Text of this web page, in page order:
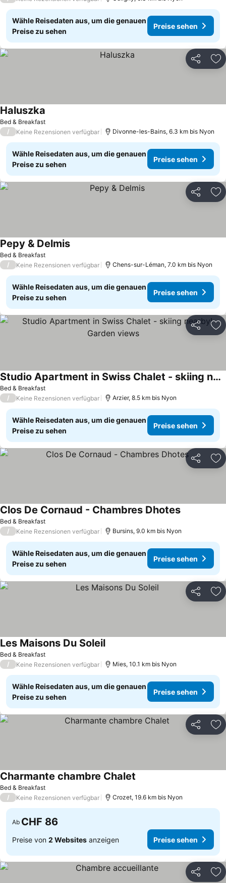
Wähle Reisedaten aus, um die genauen
Preise zu sehen
Preise sehen
Teilen
Bed & Breakfast
Haluszka
/ Keine Rezensionen verfügbar Divonne-les-Bains, 6.3 km bis Nyon
Wähle Reisedaten aus, um die genauen
Preise zu sehen
Preise sehen
Teilen
Bed & Breakfast
Pepy & Delmis
/ Keine Rezensionen verfügbar Chens-sur-Léman, 7.0 km bis Nyon
Wähle Reisedaten aus, um die genauen
Preise zu sehen
Preise sehen
Teilen
Bed & Breakfast
Studio Apartment in Swiss Chalet - skiing nearby! Garden views
/ Keine Rezensionen verfügbar Arzier, 8.5 km bis Nyon
Wähle Reisedaten aus, um die genauen
Preise zu sehen
Preise sehen
Teilen
Bed & Breakfast
Clos De Cornaud - Chambres Dhotes
/ Keine Rezensionen verfügbar Bursins, 9.0 km bis Nyon
Wähle Reisedaten aus, um die genauen
Preise zu sehen
Preise sehen
Teilen
Bed & Breakfast
Les Maisons Du Soleil
/ Keine Rezensionen verfügbar Mies, 10.1 km bis Nyon
Wähle Reisedaten aus, um die genauen
Preise zu sehen
Preise sehen
Teilen
Bed & Breakfast
Charmante chambre Chalet
/ Keine Rezensionen verfügbar Crozet, 19.6 km bis Nyon
Ab CHF 86
Preise von 2 Websites anzeigen Preise sehen
Teilen